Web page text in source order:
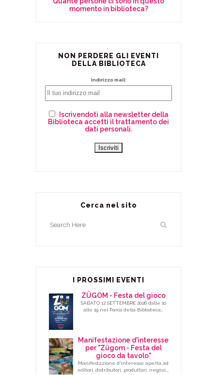
momento in biblioteca?
NON PERDERE GLI EVENTI
DELLA BIBLIOTECA
Indirizzo mail:
Iscrivendoti alla newsletter della
Biblioteca accetti il trattamento dei
dati personali.
Cerca nel sito
I PROSSIMI EVENTI
ZÜGOM - Festa del gioco
SABATO 12 SETTEMBRE 2026 dalle 10
alle 19 nel Parco della Biblioteca…
Manifestazione d'interesse
per "Zügom - Festa del
gioco da tavolo"
Manifestazione d'interesse aperta ad
editori, distributori, produttori, negozi,…